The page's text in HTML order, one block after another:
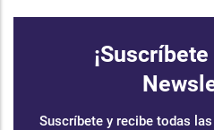
Suscríbete y recibe todas